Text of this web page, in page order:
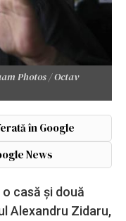
Photos / Octav
în Google
News
casă şi două
Alexandru Zidaru,